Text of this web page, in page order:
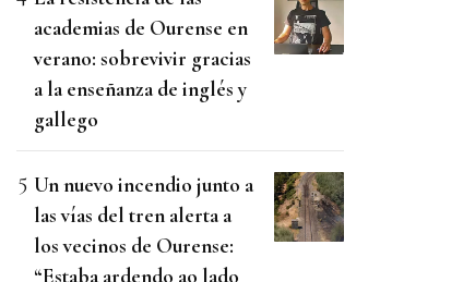
academias de Ourense en
verano: sobrevivir gracias
a la enseñanza de inglés y
gallego
Un nuevo incendio junto a
las vías del tren alerta a
los vecinos de Ourense:
“Estaba ardendo ao lado